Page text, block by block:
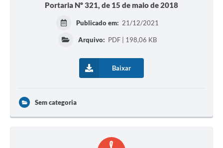
Portaria Nº 321, de 15 de maio de 2018
Publicado em: 21/12/2021
Arquivo: PDF | 198,06 KB
Baixar
Sem categoria